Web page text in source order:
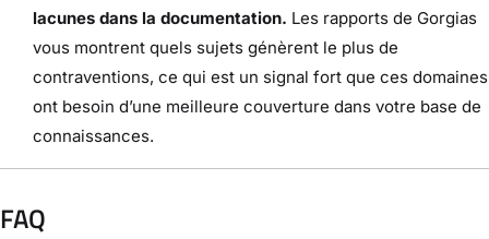
lacunes dans la documentation. Les rapports de Gorgias
vous montrent quels sujets génèrent le plus de
contraventions, ce qui est un signal fort que ces domaines
ont besoin d’une meilleure couverture dans votre base de
connaissances.
FAQ